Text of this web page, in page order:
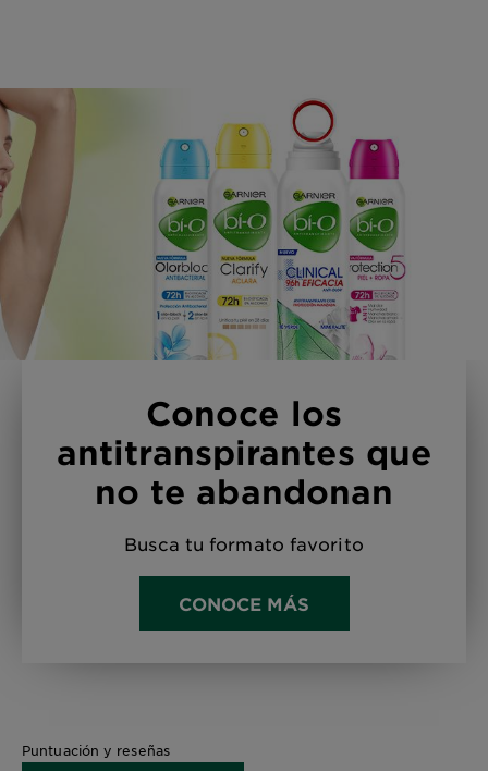
Conoce los
antitranspirantes que
no te abandonan
Busca tu formato favorito
CONOCE MÁS
Puntuación y reseñas